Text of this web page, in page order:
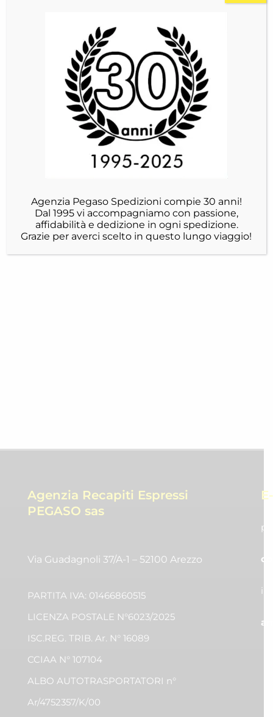
Agenzia Recapiti Espressi
PEGASO sas
Via Guadagnoli 37/A-1 – 52100 Arezzo
PARTITA IVA: 01466860515
LICENZA POSTALE N°6023/2025
ISC.REG. TRIB. Ar. N° 16089
CCIAA N° 107104
ALBO AUTOTRASPORTATORI n°
Ar/4752357/K/00
Agenzia Pegaso Spedizioni compie 30 anni!
Dal 1995 vi accompagniamo con passione,
affidabilità e dedizione in ogni spedizione.
Grazie per averci scelto in questo lungo viaggio!